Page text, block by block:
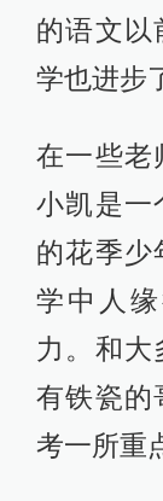
的语文以
学也进步
在一些老
小凯是一
的花季少
学中人
力。和
有铁瓷的
考一所重